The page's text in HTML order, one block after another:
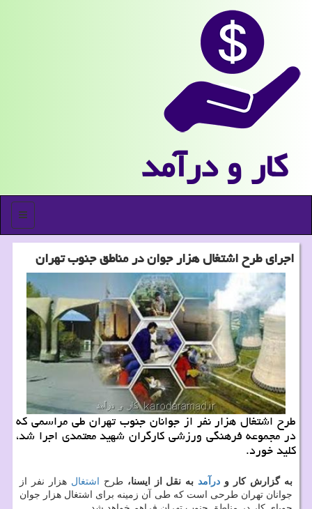
كار و درآمد
منو
اجرای طرح اشتغال هزار جوان در مناطق جنوب تهران
طرح اشتغال هزار نفر از جوانان جنوب تهران طی مراسمی که
در مجموعه فرهنگی ورزشی کارگران شهید معتمدی اجرا شد،
کلید خورد.
به گزارش کار و درآمدبه نقل از ایسنا،طرح اشتغال هزار نفر از
جوانان تهران طرحی است که طی آن زمینه برای اشتغال هزار جوان